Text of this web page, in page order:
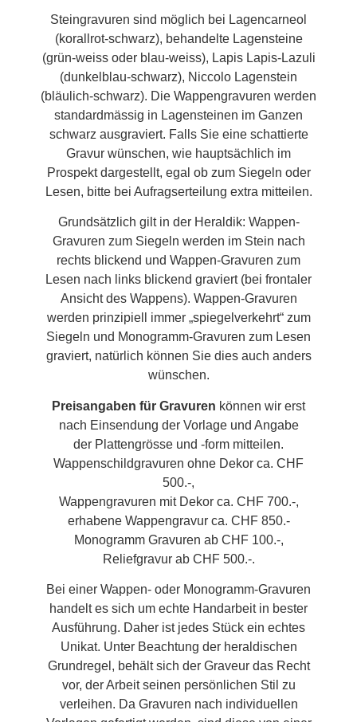
Steingravuren sind möglich bei Lagencarneol
(korallrot-schwarz), behandelte Lagensteine
(grün-weiss oder blau-weiss), Lapis Lapis-Lazuli
(dunkelblau-schwarz), Niccolo Lagenstein
(bläulich-schwarz). Die Wappengravuren werden
standardmässig in Lagensteinen im Ganzen
schwarz ausgraviert. Falls Sie eine schattierte
Gravur wünschen, wie hauptsächlich im
Prospekt dargestellt, egal ob zum Siegeln oder
Lesen, bitte bei Aufragserteilung extra mitteilen.
Grundsätzlich gilt in der Heraldik: Wappen-
Gravuren zum Siegeln werden im Stein nach
rechts blickend und Wappen-Gravuren zum
Lesen nach links blickend graviert (bei frontaler
Ansicht des Wappens). Wappen-Gravuren
werden prinzipiell immer „spiegelverkehrt“ zum
Siegeln und Monogramm-Gravuren zum Lesen
graviert, natürlich können Sie dies auch anders
wünschen.
Preisangaben für Gravuren können wir erst
nach Einsendung der Vorlage und Angabe
der Plattengrösse und -form mitteilen.
Wappenschildgravuren ohne Dekor ca. CHF
500.-,
Wappengravuren mit Dekor ca. CHF 700.-,
erhabene Wappengravur ca. CHF 850.-
Monogramm Gravuren ab CHF 100.-,
Reliefgravur ab CHF 500.-.
Bei einer Wappen- oder Monogramm-Gravuren
handelt es sich um echte Handarbeit in bester
Ausführung. Daher ist jedes Stück ein echtes
Unikat. Unter Beachtung der heraldischen
Grundregel, behält sich der Graveur das Recht
vor, der Arbeit seinen persönlichen Stil zu
verleihen. Da Gravuren nach individuellen